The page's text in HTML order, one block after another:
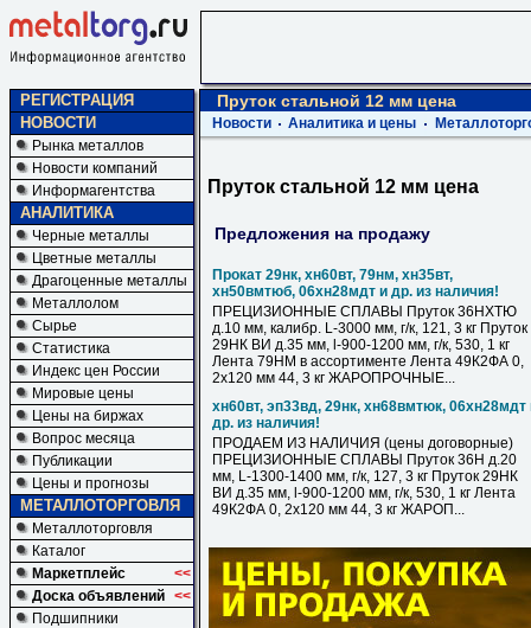
РЕГИСТРАЦИЯ
НОВОСТИ
Рынка металлов
Новости компаний
Информагентства
АНАЛИТИКА
Черные металлы
Цветные металлы
Драгоценные металлы
Металлолом
Сырье
Статистика
Индекс цен России
Мировые цены
Цены на биржах
Вопрос месяца
Публикации
Цены и прогнозы
МЕТАЛЛОТОРГОВЛЯ
Металлоторговля
Каталог
Маркетплейс
<<
Доска объявлений <<
Подшипники
Пруток стальной 12 мм цена
Новости Аналитика и цены
Пруток стальной 12 мм цена
Предложения на продажу
Прокат 29нк, хн60вт, 79нм, хн35вт,
хн50вмтюб, 06хн28мдт и др. из наличия!
ПРЕЦИЗИОННЫЕ СПЛАВЫ Пруток 36НХТЮ
д.10 мм, калибр. L-3000 мм, г/к, 121, 3 кг Пруток
29НК ВИ д.35 мм, l-900-1200 мм, г/к, 530, 1 кг
Лента 79НМ в ассортименте Лента 49К2ФА 0,
2х120 мм 44, 3 кг ЖАРОПРОЧНЫЕ...
хн60вт, эп33вд, 29нк, хн68вмтюк, 06хн28мдт
др. из наличия!
ПРОДАЕМ ИЗ НАЛИЧИЯ (цены договорные)
ПРЕЦИЗИОННЫЕ СПЛАВЫ Пруток 36Н д.20
мм, L-1300-1400 мм, г/к, 127, 3 кг Пруток 29НК
ВИ д.35 мм, l-900-1200 мм, г/к, 530, 1 кг Лента
49К2ФА 0, 2х120 мм 44, 3 кг ЖАРОП...